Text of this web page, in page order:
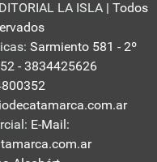
LA ISLA | Todos
Sarmiento 581 - 2º
- 3834425626
E-Mail: